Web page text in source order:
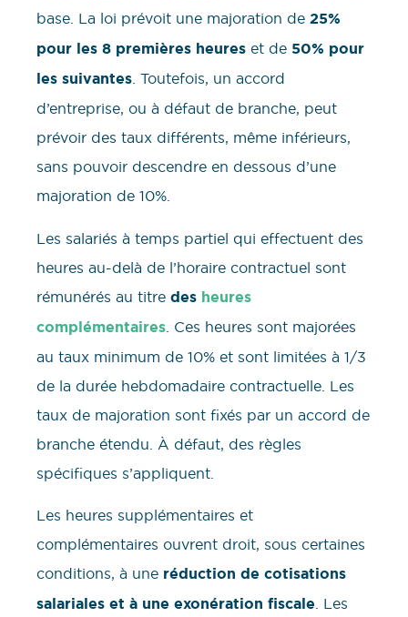
base. La loi prévoit une majoration de 25%
pour les 8 premières heures et de 50% pour
les suivantes. Toutefois, un accord
d’entreprise, ou à défaut de branche, peut
prévoir des taux différents, même inférieurs,
sans pouvoir descendre en dessous d’une
majoration de 10%.
Les salariés à temps partiel qui effectuent des
heures au-delà de l’horaire contractuel sont
rémunérés au titre des heures
complémentaires . Ces heures sont majorées
au taux minimum de 10% et sont limitées à 1/3
de la durée hebdomadaire contractuelle. Les
taux de majoration sont fixés par un accord de
branche étendu. À défaut, des règles
spécifiques s’appliquent.
Les heures supplémentaires et
complémentaires ouvrent droit, sous certaines
conditions, à une réduction de cotisations
salariales et à une exonération fiscale. Les